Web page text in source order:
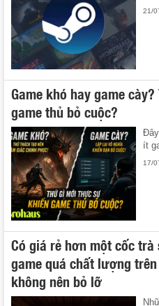
21/
Game khó hay game
game thủ bỏ cuộc?
ít
17/
Có giá rẻ hơn một cốc
game quá chất lượng
không nên bỏ lỡ